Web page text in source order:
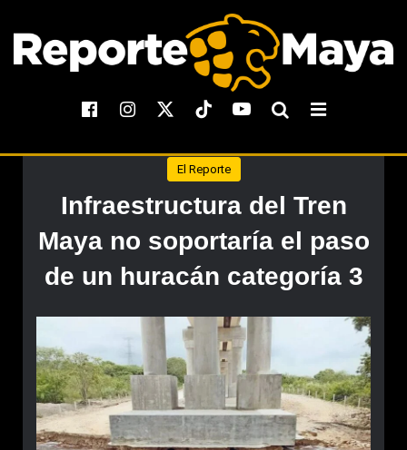
El Reporte
Infraestructura del Tren
Maya no soportaría el paso
de un huracán categoría 3